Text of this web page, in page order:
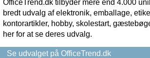
OfficeTrend.dk tilbyder mere end 4.000
bredt udvalg af elektronik, emballage,
kontorartikler, hobby, skolestart,
her for at se deres udvalg.
Se udvalget på OfficeTrend.dk